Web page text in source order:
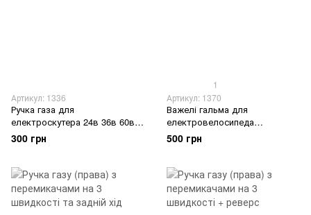
Артикул: 1336
Ручка газа для
електроскутера 24в 36в 60в
72в 96в
300 грн
1
Артикул: 1370
Важелі гальма для
електровелосипеда
електроскутера 12в-72в ручки
гальма
500 грн